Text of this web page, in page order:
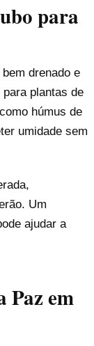
para
drenado e
plantas de
húmus de
umidade sem
Um
ajudar a
em